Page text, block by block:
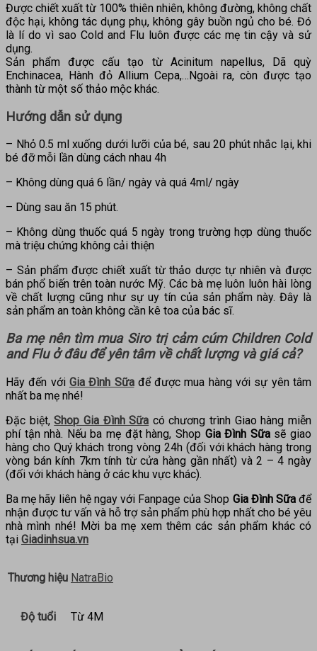
Được chiết xuất từ 100% thiên nhiên, không đường, không chất
độc hại, không tác dụng phụ, không gây buồn ngủ cho bé. Đó
là lí do vì sao Cold and Flu luôn được các mẹ tin cậy và sử
dụng.
Sản phẩm được cấu tạo từ Acinitum napellus, Dã quỳ
Enchinacea, Hành đỏ Allium Cepa,…Ngoài ra, còn được tạo
thành từ một số thảo mộc khác.
Hướng dẫn sử dụng
– Nhỏ 0.5 ml xuống dưới lưỡi của bé, sau 20 phút nhắc lại, khi
bé đỡ mỗi lần dùng cách nhau 4h
– Không dùng quá 6 lần/ ngày và quá 4ml/ ngày
– Dùng sau ăn 15 phút.
– Không dùng thuốc quá 5 ngày trong trường hợp dùng thuốc
mà triệu chứng không cải thiện
– Sản phẩm được chiết xuất từ thảo dược tự nhiên và được
bán phổ biến trên toàn nước Mỹ. Các bà mẹ luôn luôn hài lòng
về chất lượng cũng như sự uy tín của sản phẩm này. Đây là
sản phẩm an toàn không cần kê toa của bác sĩ.
Ba mẹ nên tìm mua Siro trị cảm cúm Children Cold
and Fluở đâu để yên tâm về chất lượng và giá cả?
Hãy đến với Gia Đình Sữađể được mua hàng với sự yên tâm
nhất ba mẹ nhé!
Đặc biệt,Shop Gia Đình Sữa có chương trình Giao hàng miễn
phí tận nhà. Nếu ba mẹ đặt hàng, Shop Gia Đình Sữasẽ giao
hàng cho Quý khách trong vòng 24h (đối với khách hàng trong
vòng bán kính 7km tính từ cửa hàng gần nhất) và 2 – 4 ngày
(đối với khách hàng ở các khu vực khác).
Ba mẹ hãy liên hệ ngay với Fanpage của Shop Gia Đình Sữađể
nhận được tư vấn và hỗ trợ sản phẩm phù hợp nhất cho bé yêu
nhà mình nhé! Mời ba mẹ xem thêm các sản phẩm khác có
tại Giadinhsua.vn
Thương hiệu NatraBio
Độ tuổi Từ 4M